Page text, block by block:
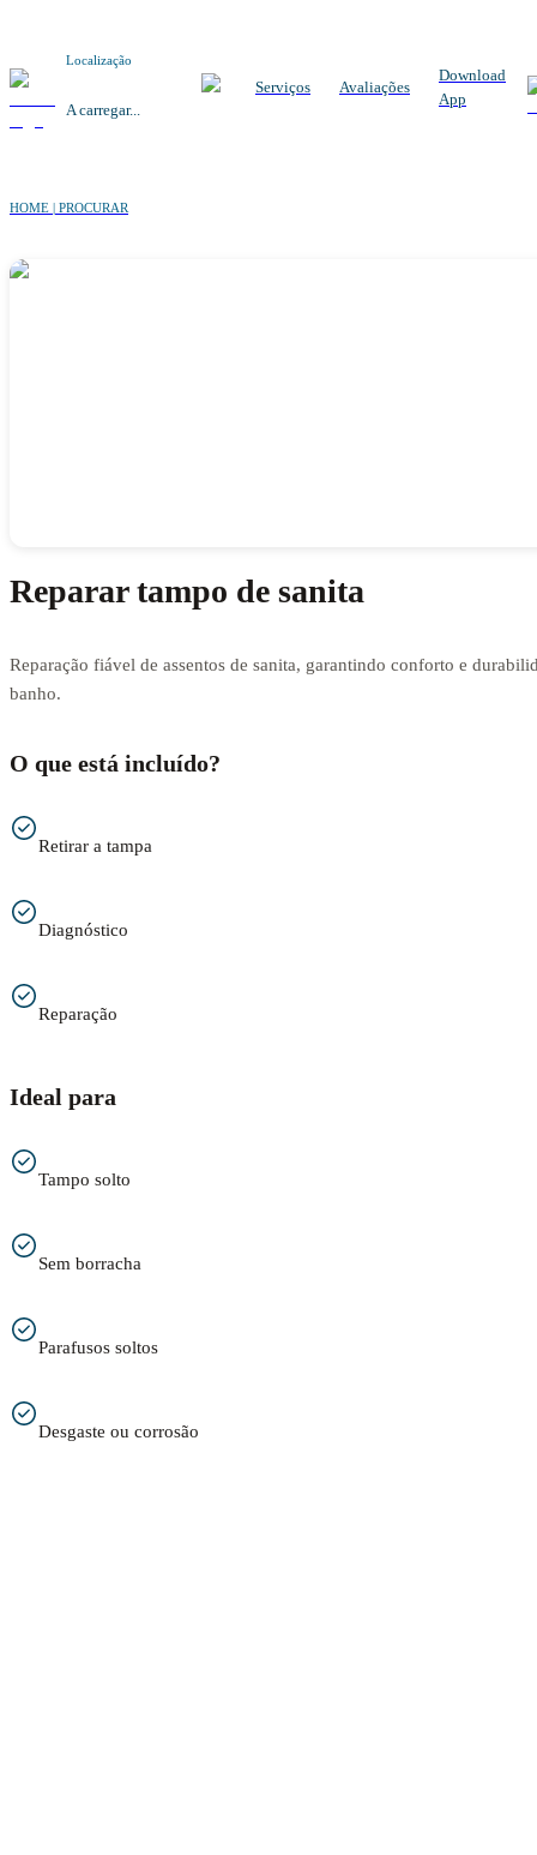
Localização
A carregar...
Serviços Avaliações
Download
App
HOME | PROCURAR
Reparar tampo de sanita
Reparação fiável de assentos de sanita, garantindo conforto e
banho.
O que está incluído?
Retirar a tampa
Diagnóstico
Reparação
Ideal para
Tampo solto
Sem borracha
Parafusos soltos
Desgaste ou corrosão